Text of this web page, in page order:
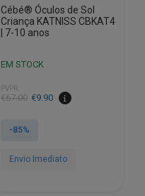
Cébé® Óculos de Sol
Criança KATNISS CBKAT4
| 7-10 anos
EM STOCK
PVPR
€67.00
O
original
€67.00.
€9.90
O
atual
€9.90.
-85%
Envio Imediato